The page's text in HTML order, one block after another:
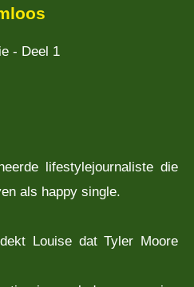
- Deel 1
lifestylejournaliste die
als happy single.
Louise dat Tyler Moore